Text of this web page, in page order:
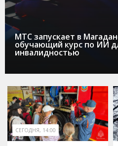
МТС запускает в
обучающий курс по ИИ
инвалидностью
СЕГОДНЯ, 14:00